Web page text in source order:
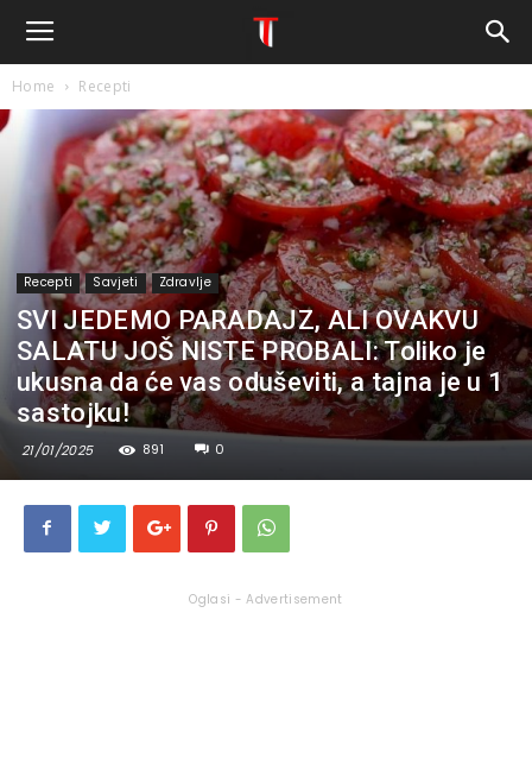
Home Recepti
Recepti Savjeti Zdravlje
SVI JEDEMO PARADAJZ, ALI OVAKVU
SALATU JOŠ NISTE PROBALI: Toliko je
ukusna da će vas oduševiti, a tajna je u 1
sastojku!
21/01/2025 891 0
Oglasi - Advertisement